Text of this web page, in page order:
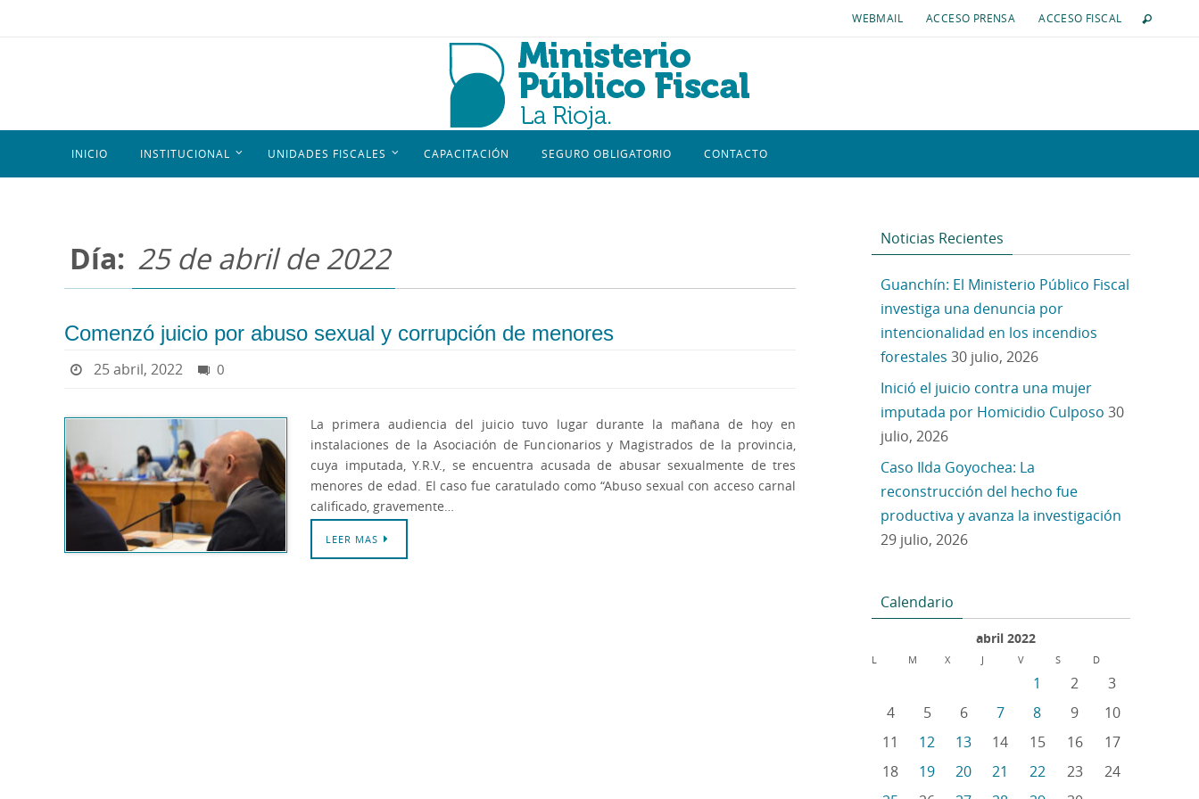
WEBMAIL ACCESO PRENSA ACCESO FISCAL
INICIO INSTITUCIONAL UNIDADES FISCALES CAPACITACIÓN SEGURO OBLIGATORIO CONTACTO
Día: 25 de abril de 2022
Comenzó juicio por abuso sexual y corrupción de menores
25 abril, 2022 0
La primera audiencia del juicio tuvo lugar durante la mañana de hoy en
instalaciones de la Asociación de Funcionarios y Magistrados de la provincia,
cuya imputada, Y.R.V., se encuentra acusada de abusar sexualmente de tres
menores de edad. El caso fue caratulado como “Abuso sexual con acceso carnal
calificado, gravemente…
LEER MAS
Noticias Recientes
Guanchín: El Ministerio Público Fiscal
investiga una denuncia por
intencionalidad en los incendios
forestales 30 julio, 2026
Inició el juicio contra una mujer
imputada por Homicidio Culposo 30
julio, 2026
Caso Ilda Goyochea: La
reconstrucción del hecho fue
productiva y avanza la investigación
29 julio, 2026
Calendario
abril 2022
L M X J V S D
1 2
3
4
5 6 7 8 9
10
11
12 13 14 15 16
17
18
19 20 21 22 23
24